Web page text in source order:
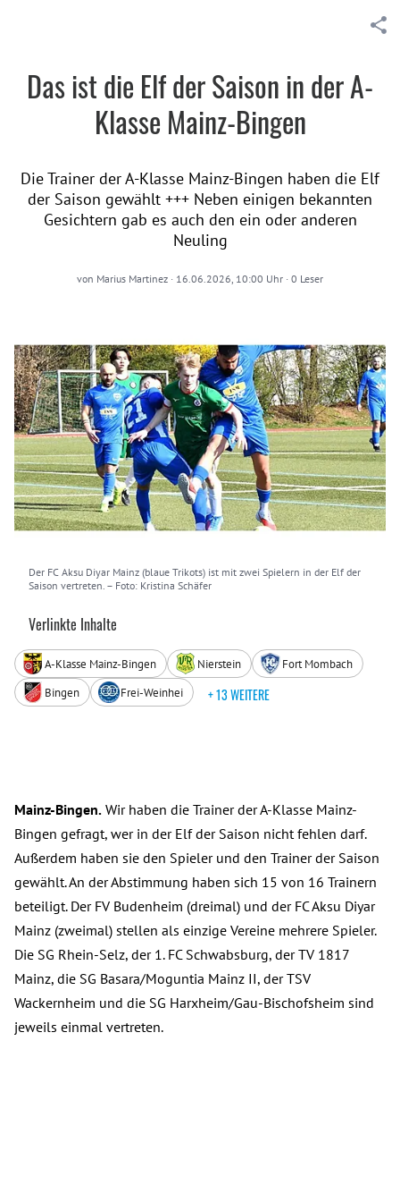
Das ist die Elf der Saison in der A-
Klasse Mainz-Bingen
Die Trainer der A-Klasse Mainz-Bingen haben die Elf
der Saison gewählt +++ Neben einigen bekannten
Gesichtern gab es auch den ein oder anderen
Neuling
von Marius Martinez · 16.06.2026, 10:00 Uhr · 0 Leser
Der FC Aksu Diyar Mainz (blaue Trikots) ist mit zwei Spielern in der Elf der
Saison vertreten. – Foto: Kristina Schäfer
Verlinkte Inhalte
A-Klasse Mainz-Bingen Nierstein
Fort Mombach
Bingen
Frei-Weinhei + 13 WEITERE
Mainz-Bingen. Wir haben die Trainer der A-Klasse Mainz-
Bingen gefragt, wer in der Elf der Saison nicht fehlen darf.
Außerdem haben sie den Spieler und den Trainer der Saison
gewählt. An der Abstimmung haben sich 15 von 16 Trainern
beteiligt. Der FV Budenheim (dreimal) und der FC Aksu Diyar
Mainz (zweimal) stellen als einzige Vereine mehrere Spieler.
Die SG Rhein-Selz, der 1. FC Schwabsburg, der TV 1817
Mainz, die SG Basara/Moguntia Mainz II, der TSV
Wackernheim und die SG Harxheim/Gau-Bischofsheim sind
jeweils einmal vertreten.